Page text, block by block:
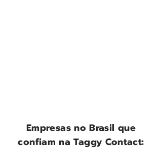
Empresas no Brasil que
confiam na Taggy Contact: